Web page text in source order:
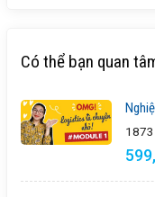
Có thể bạn quan